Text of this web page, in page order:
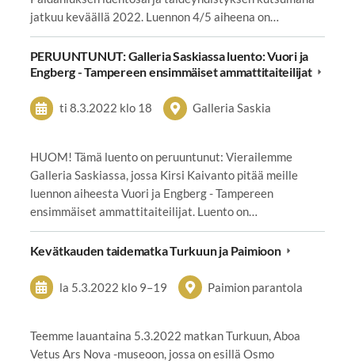
jatkuu keväällä 2022. Luennon 4/5 aiheena on…
PERUUNTUNUT: Galleria Saskiassa luento: Vuori ja
Engberg - Tampereen ensimmäiset ammattitaiteilijat
ti 8.3.2022 klo 18 Galleria Saskia
HUOM! Tämä luento on peruuntunut: Vierailemme
Galleria Saskiassa, jossa Kirsi Kaivanto pitää meille
luennon aiheesta Vuori ja Engberg - Tampereen
ensimmäiset ammattitaiteilijat. Luento on…
Kevätkauden taidematka Turkuun ja Paimioon
la 5.3.2022 klo 9–19 Paimion parantola
Teemme lauantaina 5.3.2022 matkan Turkuun, Aboa
Vetus Ars Nova -museoon, jossa on esillä Osmo